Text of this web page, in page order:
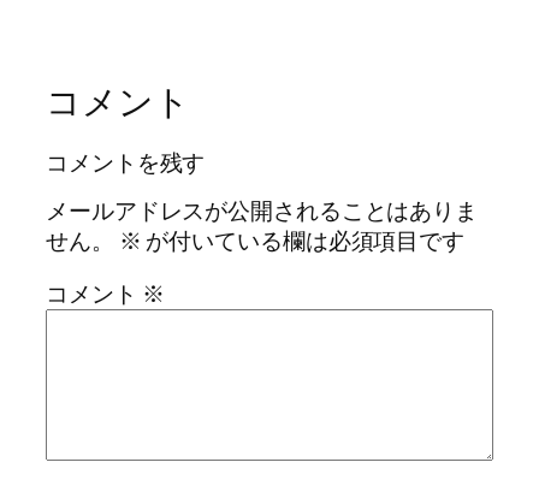
コメント
コメントを残す
メールアドレスが公開されることはありま
せん。
※ が付いている欄は必須項目です
コメント ※